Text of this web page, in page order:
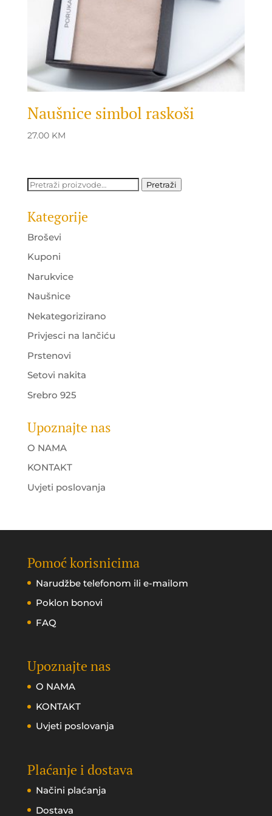
Naušnice simbol raskoši
27.00 KM
Pretraži: Pretraži
Kategorije
Broševi
Kuponi
Narukvice
Naušnice
Nekategorizirano
Privjesci na lančiću
Prstenovi
Setovi nakita
Srebro 925
Upoznajte nas
O NAMA
KONTAKT
Uvjeti poslovanja
Pomoć korisnicima
Narudžbe telefonom ili e-mailom
Poklon bonovi
FAQ
Upoznajte nas
O NAMA
KONTAKT
Uvjeti poslovanja
Plaćanje i dostava
Načini plaćanja
Dostava